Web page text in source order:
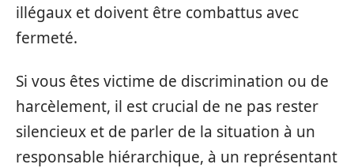
illégaux et doivent être combattus avec
fermeté.
Si vous êtes victime de discrimination ou de
harcèlement, il est crucial de ne pas rester
silencieux et de parler de la situation à un
responsable hiérarchique, à un représentant